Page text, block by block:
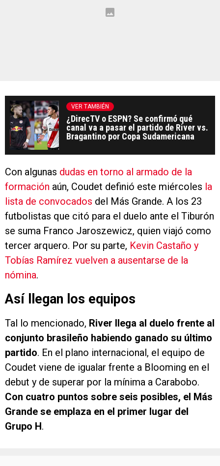
VER TAMBIÉN
¿DirecTV o ESPN? Se confirmó qué
canal va a pasar el partido de River vs.
Bragantino por Copa Sudamericana
Con algunas dudas en torno al armado de la
formación aún, Coudet definió este miércoles la
lista de convocados del Más Grande. A los 23
futbolistas que citó para el duelo ante el Tiburón
se suma Franco Jaroszewicz, quien viajó como
tercer arquero. Por su parte, Kevin Castaño y
Tobías Ramírez vuelven a ausentarse de la
nómina.
Así llegan los equipos
Tal lo mencionado, River llega al duelo frente al
conjunto brasileño habiendo ganado su último
partido. En el plano internacional, el equipo de
Coudet viene de igualar frente a Blooming en el
debut y de superar por la mínima a Carabobo.
Con cuatro puntos sobre seis posibles, el Más
Grande se emplaza en el primer lugar del
Grupo H .